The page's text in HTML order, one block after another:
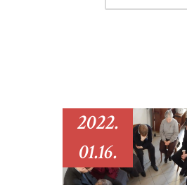
2022.
01.16.